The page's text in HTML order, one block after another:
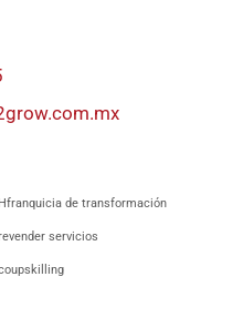
franquicia de transformación
servicios
upskilling